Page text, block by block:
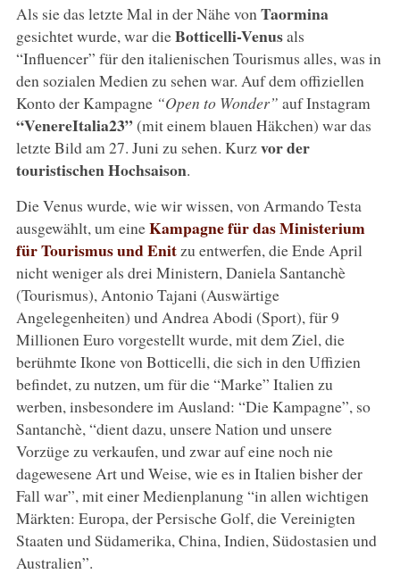
Als sie das letzte Mal in der Nähe von Taormina
gesichtet wurde, war dieBotticelli-Venusals
“Influencer” für den italienischen Tourismus alles, was in
den sozialen Medien zu sehen war. Auf dem offiziellen
Konto der Kampagne “Open to Wonder” auf Instagram
“VenereItalia23”(mit einem blauen Häkchen) war das
letzte Bild am 27. Juni zu sehen. Kurzvor der
touristischen Hochsaison.
Die Venus wurde, wie wir wissen, von Armando Testa
ausgewählt, um eineKampagne für das Ministerium
für Tourismus und Enitzu entwerfen, die Ende April
nicht weniger als drei Ministern, Daniela Santanchè
(Tourismus), Antonio Tajani (Auswärtige
Angelegenheiten) und Andrea Abodi (Sport), für 9
Millionen Euro vorgestellt wurde, mit dem Ziel, die
berühmte Ikone von Botticelli, die sich in den Uffizien
befindet, zu nutzen, um für die “Marke” Italien zu
werben, insbesondere im Ausland: “Die Kampagne”, so
Santanchè, “dient dazu, unsere Nation und unsere
Vorzüge zu verkaufen, und zwar auf eine noch nie
dagewesene Art und Weise, wie es in Italien bisher der
Fall war”, mit einer Medienplanung “in allen wichtigen
Märkten: Europa, der Persische Golf, die Vereinigten
Staaten und Südamerika, China, Indien, Südostasien und
Australien”.